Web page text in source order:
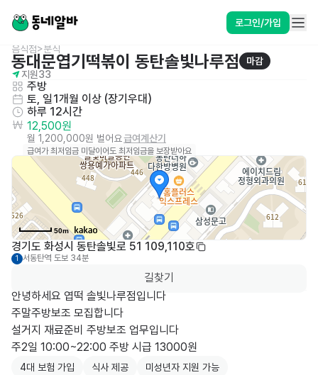
로그인/가입
음식점>분식
동대문엽기떡볶이 동탄솔빛나루점
마감
지원33
주방
토, 일1개월 이상 (장기우대)
하루 12시간
12,500원
월 1,200,000원 벌어요급여계산기
급여가 최저임금 미달이어도 최저임금을 보장받아요
50m
경기도 화성시 동탄솔빛로 51 109,110호
1 서동탄역 도보 34분
길찾기
안녕하세요 엽떡 솔빛나루점입니다
주말주방보조 모집합니다
설거지 재료준비 주방보조 업무입니다
4대 보험 가입 식사 제공 미성년자 지원 가능